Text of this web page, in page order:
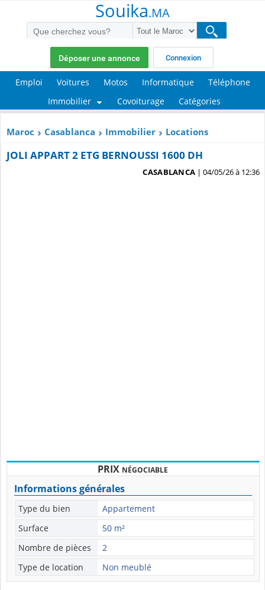
Souika.MA
Déposer une annonce Connexion
Emploi Voitures Motos Informatique
Téléphone
Immobilier
Covoiturage Catégories
Maroc Casablanca Immobilier Locations
JOLI APPART 2 ETG BERNOUSSI 1600 DH
CASABLANCA | 04/05/26 à 12:36
PRIX NÉGOCIABLE
Informations générales
Type du bien
Appartement
Surface
50 m²
Nombre de pièces
2
Type de location
Non meublé